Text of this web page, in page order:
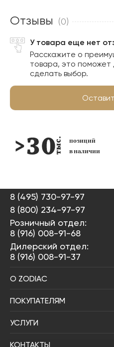
Отзывы (0)
У товара еще нет
Расскажите о
товара, это поможет
сделать выбор.
позиций
в наличии
8 (495) 730-97-97
8 (800) 234-97-97
Розничный отдел:
8 (916) 008-91-68
Дилерский отдел:
8 (916) 008-91-37
О ZODIAC
ПОКУПАТЕЛЯМ
УСЛУГИ
КОНТАКТЫ